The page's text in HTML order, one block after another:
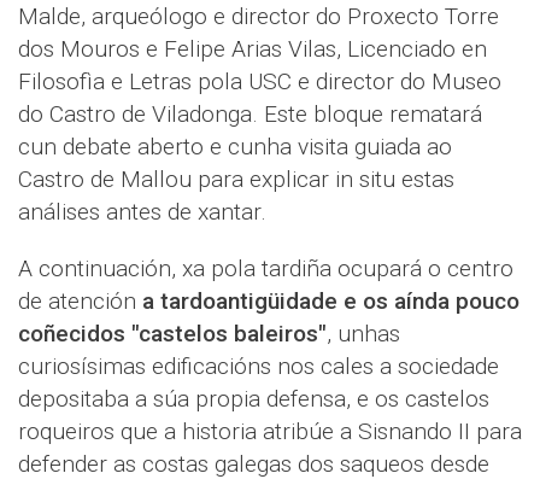
Malde, arqueólogo e director do Proxecto Torre
dos Mouros e Felipe Arias Vilas, Licenciado en
Filosofìa e Letras pola USC e director do Museo
do Castro de Viladonga. Este bloque rematará
cun debate aberto e cunha visita guiada ao
Castro de Mallou para explicar in situ estas
análises antes de xantar.
A continuación, xa pola tardiña ocupará o centro
de atención a tardoantigüidade e os aínda pouco
coñecidos "castelos baleiros", unhas
curiosísimas edificacións nos cales a sociedade
depositaba a súa propia defensa, e os castelos
roqueiros que a historia atribúe a Sisnando II para
defender as costas galegas dos saqueos desde